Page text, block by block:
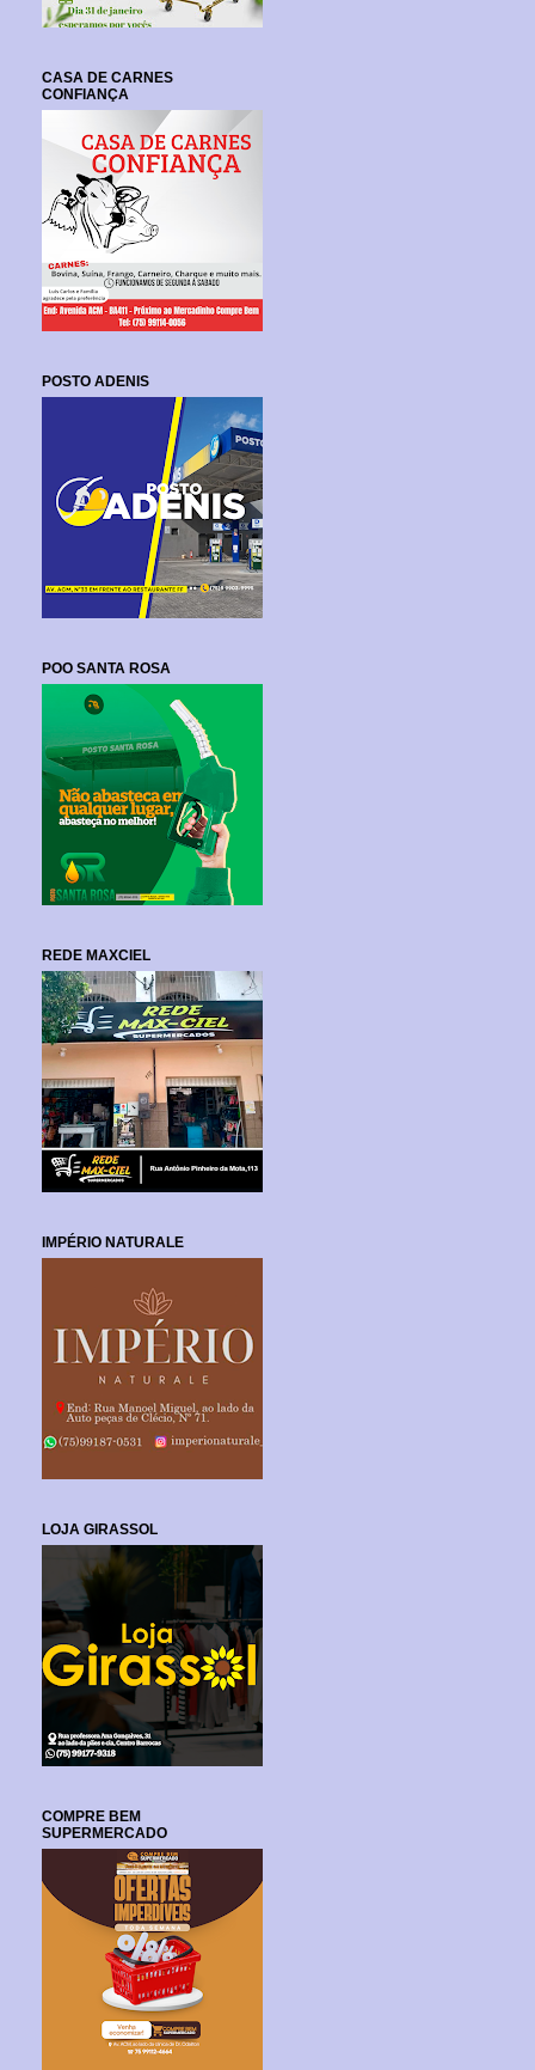
CASA DE CARNES
CONFIANÇA
POSTO ADENIS
POO SANTA ROSA
REDE MAXCIEL
IMPÉRIO NATURALE
LOJA GIRASSOL
COMPRE BEM
SUPERMERCADO